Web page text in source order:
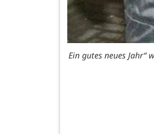
Ein gutes neues